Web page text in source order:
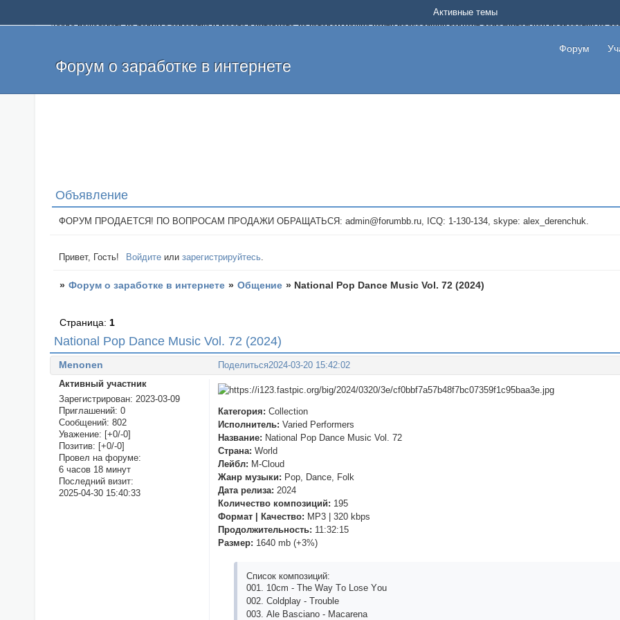
Добро пожаловать на форум о заработке и работе в интернете, на котором можно найти подходящий вариант дополнительной подработки на
и оставлять свои отзывы. Если вы знаете, что определенный проект или сайт не платит, то указывайте в теме что это лохотрон, чтобы другие
легкие деньги без вложений и регистрации уже сегодня. Создавайте новые темы, размещайте объявления со своими пригласительными
Форум о заработке в интернете
Форум
Активные темы
Объявление
ФОРУМ ПРОДАЕТСЯ! ПО ВОПРОСАМ ПРОДАЖИ ОБРАЩАТЬСЯ: admin@forumbb.ru, ICQ: 1-130-134, skype: alex_derenchuk.
Привет, Гость! Войдите илизарегистрируйтесь.
» Форум о заработке в интернете » Общение » National Pop Dance Music Vol. 72 (2024)
National Pop Dance Music Vol. 72 (2024)
Страница: 1
Поделиться2024-03-20 15:42:02
Menonen
Активный участник
Зарегистрирован: 2023-03-09
Приглашений: 0
Сообщений: 802
Уважение: [+0/-0]
Позитив: [+0/-0]
Провел на форуме:
6 часов 18 минут
Последний визит:
2025-04-30 15:40:33
Категория: Collection
Исполнитель: Varied Performers
Название: National Pop Dance Music Vol. 72
Страна: World
Лейбл: M-Cloud
Жанр музыки: Pop, Dance, Folk
Дата релиза: 2024
Количество композиций: 195
Формат | Качество: MP3 | 320 kbps
Продолжительность: 11:32:15
Размер: 1640 mb (+3%)
Список композиций:
001. 10сm - Thе Wаy Tо Lоsе Yоu
002. Соldрlаy - Trоublе
003. Аlе Bаsсiаnо - Mасаrеnа